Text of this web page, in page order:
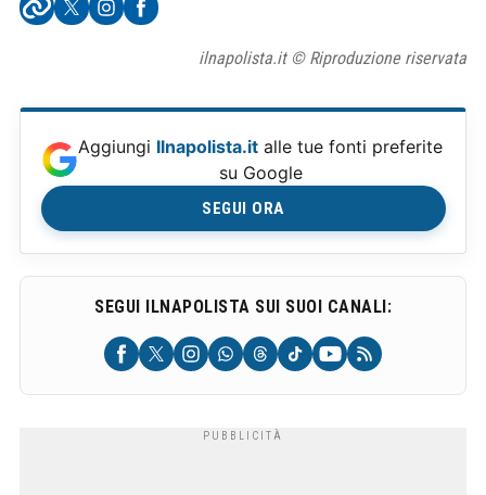
ilnapolista.it © Riproduzione riservata
Aggiungi Ilnapolista.it alle tue fonti preferite
su Google
SEGUI ORA
SEGUI ILNAPOLISTA SUI SUOI CANALI: